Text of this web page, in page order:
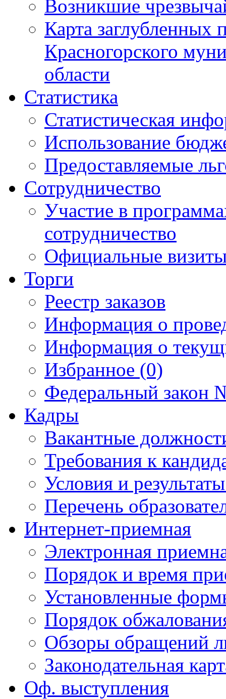
Возникшие
Карта
Красногорского
области
Статистика
Статистическая
Использование
Предоставляемые
Сотрудничество
Участие в
сотрудничество
Официальные
Торги
Реестр заказов
Информация о
Информация о
Избранное (0)
Федеральный закон
Кадры
Вакантные
Требования к
Условия и
Перечень
Интернет-приемная
Электронная
Порядок и время
Установленные
Порядок
Обзоры обращений
Законодательная
Оф. выступления